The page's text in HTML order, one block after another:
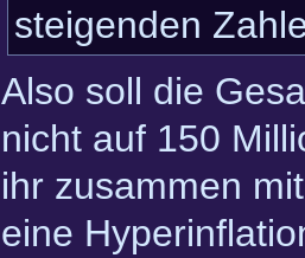
steigenden
Also soll die
nicht auf 150
ihr zusammen
eine